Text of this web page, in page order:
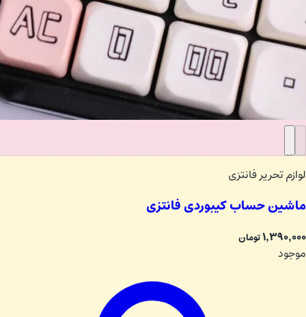
لوازم تحریر فانتزی
ماشین حساب کیبوردی فانتزی
۱٬۳۹۰٬۰۰۰تومان
موجود